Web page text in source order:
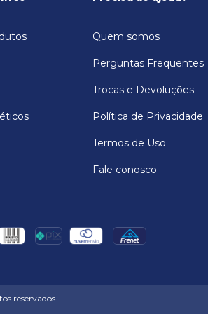
Quem somos
Perguntas Frequentes
Trocas e Devoluções
Política de Privacidade
Termos de Uso
Fale conosco
reservados.